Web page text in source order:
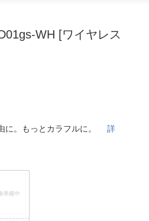
店舗情報・店舗一覧
法人窓口
WH [ワイヤレス
由に。もっとカラフルに。詳